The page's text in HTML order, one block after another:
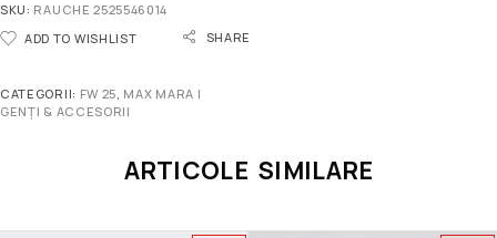
SKU: RAUCHE 2525546014
ADD TO WISHLIST
SHARE
CATEGORII: FW 25, MAX MARA |
GENȚI & ACCESORII
ARTICOLE SIMILARE